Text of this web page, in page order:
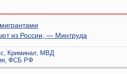
из России, — Минтруда
Криминал МВД
ФСБ РФ